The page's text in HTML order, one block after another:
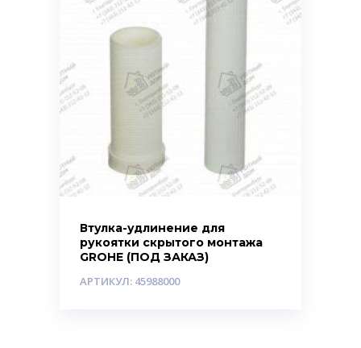
Втулка-удлинение для
рукоятки скрытого монтажа
GROHE (ПОД ЗАКАЗ)
АРТИКУЛ: 45988000